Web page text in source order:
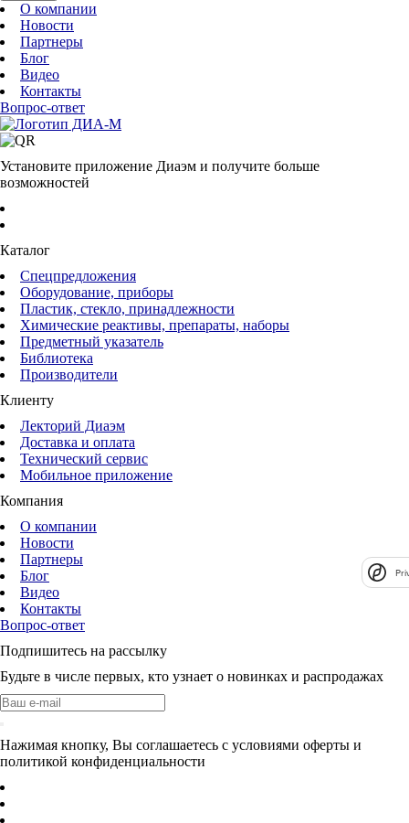
О компании
Новости
Партнеры
Блог
Видео
Контакты
Вопрос-ответ
Установите приложение Диаэм и получите больше
возможностей
Каталог
Спецпредложения
Оборудование, приборы
Пластик, стекло, принадлежности
Химические реактивы, препараты, наборы
Предметный указатель
Библиотека
Производители
Клиенту
Лекторий Диаэм
Доставка и оплата
Технический сервис
Мобильное приложение
Компания
О компании
Новости
Партнеры
Блог
Видео
Контакты
Вопрос-ответ
Подпишитесь на рассылку
Будьте в числе первых, кто узнает о новинках и распродажах
Нажимая кнопку, Вы соглашаетесь с условиями оферты и
политикой конфиденциальности